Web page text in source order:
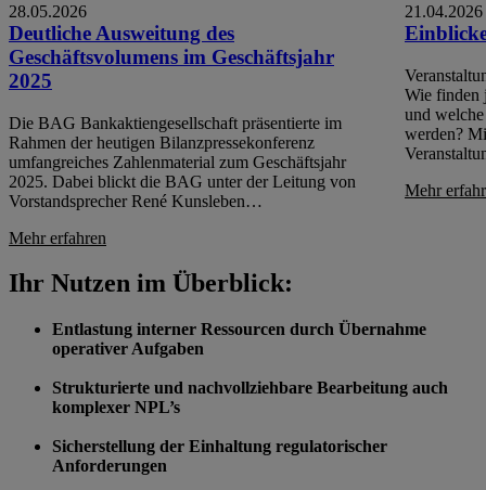
28.05.2026
Deutliche Ausweitung des
Geschäftsvolumens im Geschäftsjahr
2025
Die BAG Bankaktiengesellschaft präsentierte im
Rahmen der heutigen Bilanzpressekonferenz
umfangreiches Zahlenmaterial zum Geschäftsjahr
2025. Dabei blickt die BAG unter der Leitung von
Vorstandsprecher René Kunsleben…
Mehr erfahren
21.04.2026
Wie finden
und
werden?
Mehr
Ihr Nutzen im Überblick:
Entlastung interner Ressourcen durch Übernahme
operativer Aufgaben
Strukturierte und nachvollziehbare Bearbeitung auch
komplexer NPL’s
Sicherstellung der Einhaltung regulatorischer
Anforderungen